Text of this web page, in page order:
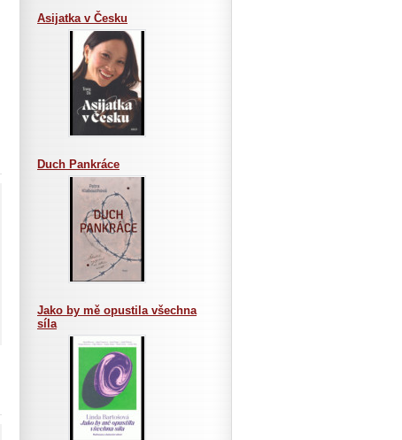
Asijatka v Česku
Duch Pankráce
Jako by mě opustila všechna
síla